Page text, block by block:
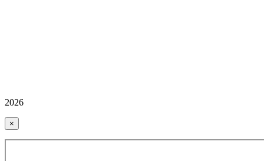
2026
×